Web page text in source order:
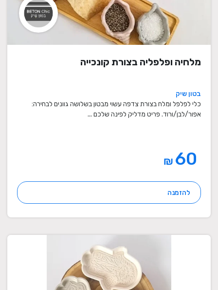
מלחיה ופלפליה בצורת קונכייה
בטון שיק
כלי לפלפל ומלח בצורת צדפה עשוי מבטון בשלושה גוונים לבחירה:
אפור/לבן/ורוד. פריט מדליק לפינה שלכם ...
₪
להזמנה